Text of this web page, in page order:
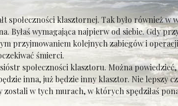
klasztornej. Tak było również w
Byłaś wymagająca najpierw od siebie. Gdy
przyjmowaniem kolejnych zabiegów i
śmierci.
społeczności klasztoru. Można
inna, już będzie inny klasztor. Nie lepszy
w tych murach, w których spędziłaś